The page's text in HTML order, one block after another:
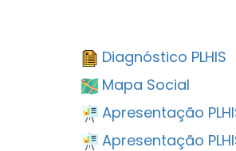
Diagnóstico PLHIS
Mapa Social
Apresentação
Apresentação